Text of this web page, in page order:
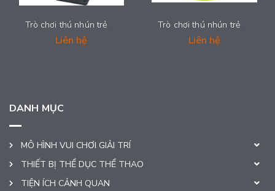
Trò chơi thú nhún trẻ em - LDPE-002
Liên hệ
Trò chơi thú nhún trẻ em - LDPE-001
Liên hệ
DANH MỤC
MÔ HÌNH VUI CHƠI GIẢI TRÍ
THIẾT BỊ THỂ DỤC THỂ THAO
TIỆN ÍCH CẢNH QUAN